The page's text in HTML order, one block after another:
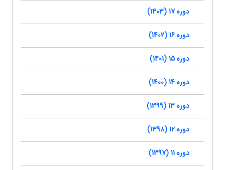
دوره 17 (1403)
دوره 16 (1402)
دوره 15 (1401)
دوره 14 (1400)
دوره 13 (1399)
دوره 12 (1398)
دوره 11 (1397)